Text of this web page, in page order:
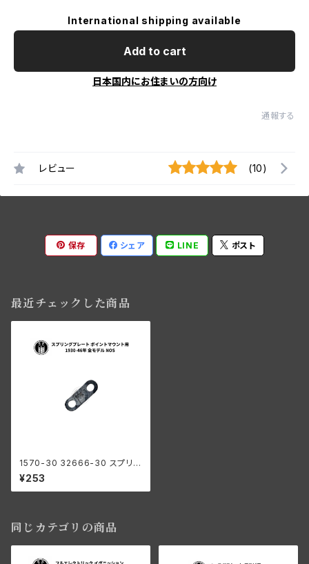
International shipping available
Add to cart
日本国内にお住まいの方向け
通報する
レビュー (10)
保存 シェア LINE ポスト
最近チェックした商品
1570-30 32666-30 スプリン
グプレート ポイントマウント用
ハーレーダビッドソン 1930-46
年 全モデル NOS
¥253
同じカテゴリの商品